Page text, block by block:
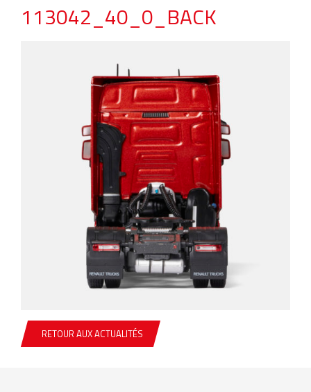
113042_40_0_BACK
RETOUR AUX ACTUALITÉS